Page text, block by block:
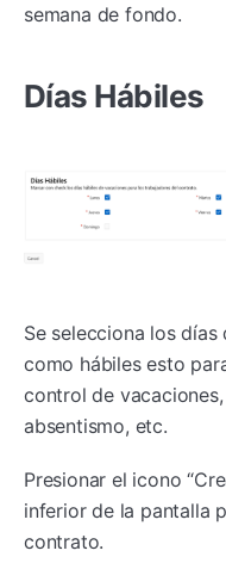
semana de fondo.
Días Hábiles
Se selecciona los
como hábiles esto
control de
absentismo, etc.
Presionar el icono
inferior de la pantalla
contrato.